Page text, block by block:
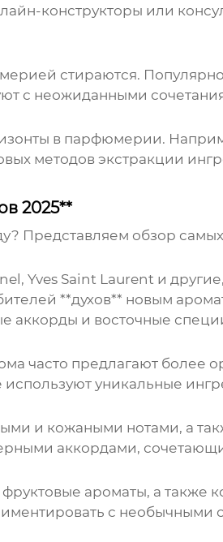
конструкторы или
стираются.
неожиданными
в парфюмерии.
методов экстракции
2025**
Представляем обзор
Yves Saint Laurent и
**духов** новым
аккорды и восточные
часто предлагают более
используют уникальные
и кожаными нотами, а
аккордами,
ароматы, а также
с необычными